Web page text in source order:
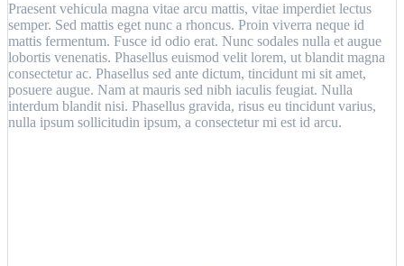
Praesent vehicula magna vitae arcu mattis, vitae imperdiet lectus
semper. Sed mattis eget nunc a rhoncus. Proin viverra neque id
mattis fermentum. Fusce id odio erat. Nunc sodales nulla et augue
lobortis venenatis. Phasellus euismod velit lorem, ut blandit magna
consectetur ac. Phasellus sed ante dictum, tincidunt mi sit amet,
posuere augue. Nam at mauris sed nibh iaculis feugiat. Nulla
interdum blandit nisi. Phasellus gravida, risus eu tincidunt varius,
nulla ipsum sollicitudin ipsum, a consectetur mi est id arcu.